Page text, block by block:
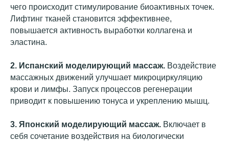
чего происходит стимулирование биоактивных точек.
Лифтинг тканей становится эффективнее,
повышается активность выработки коллагена и
эластина.
2. Испанский моделирующий массаж. Воздействие
массажных движений улучшает микроциркуляцию
крови и лимфы. Запуск процессов регенерации
приводит к повышению тонуса и укреплению мышц.
3. Японский моделирующий массаж. Включает в
себя сочетание воздействия на биологически